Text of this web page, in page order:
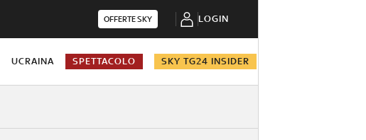
OFFERTE SKY LOGIN
UCRAINA SPETTACOLO SKY TG24 INSIDER